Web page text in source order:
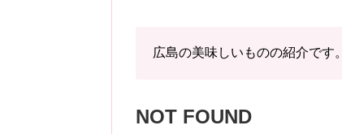
広島の美味しいものの紹介です。
NOT FOUND